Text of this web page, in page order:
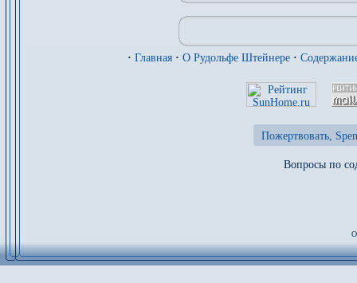
· Главная · О Рудольфе Штейнере ·
Пожертвовать,
Вопросы по